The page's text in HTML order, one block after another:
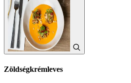
Zöldségkrémleves